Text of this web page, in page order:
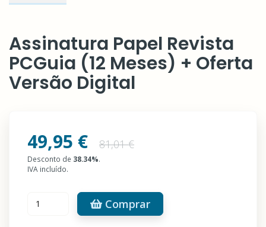
Assinatura Papel Revista
PCGuia (12 Meses) + Oferta
Versão Digital
49,95 € 81,01 €
Desconto de 38.34%.
IVA incluído.
Comprar